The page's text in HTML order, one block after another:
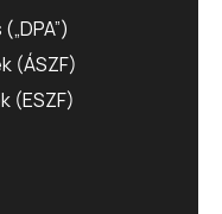
(ÁSZF)
(ESZF)